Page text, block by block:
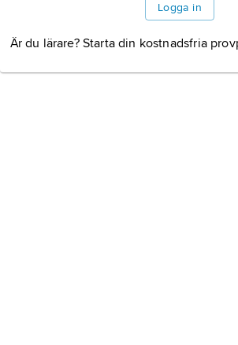
Logga in
Är du lärare? Starta din kostnadsfria